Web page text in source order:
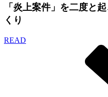
「炎上案件」を二度と
くり
READ